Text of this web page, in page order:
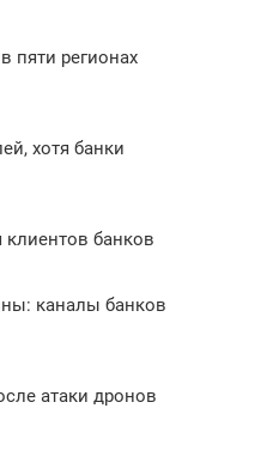
пяти регионах
хотя банки
клиентов банков
каналы банков
атаки дронов